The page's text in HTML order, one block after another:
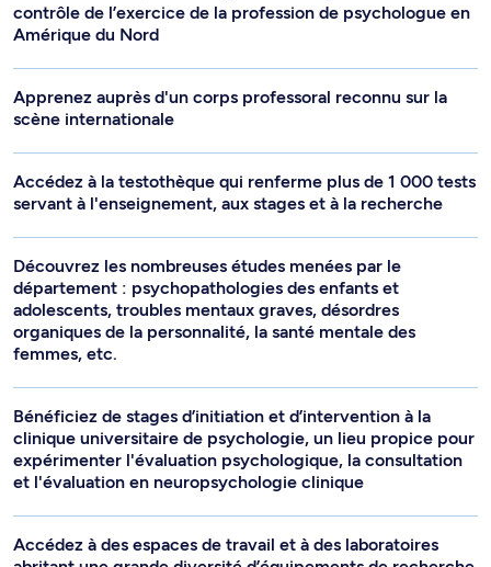
contrôle de l’exercice de la profession de psychologue en
Amérique du Nord
Apprenez auprès d'un corps professoral reconnu sur la
scène internationale
Accédez à la testothèque qui renferme plus de 1 000 tests
servant à l'enseignement, aux stages et à la recherche
Découvrez les nombreuses études menées par le
département : psychopathologies des enfants et
adolescents, troubles mentaux graves, désordres
organiques de la personnalité, la santé mentale des
femmes, etc.
Bénéficiez de stages d’initiation et d’intervention à la
clinique universitaire de psychologie, un lieu propice pour
expérimenter l'évaluation psychologique, la consultation
et l'évaluation en neuropsychologie clinique
Accédez à des espaces de travail et à des laboratoires